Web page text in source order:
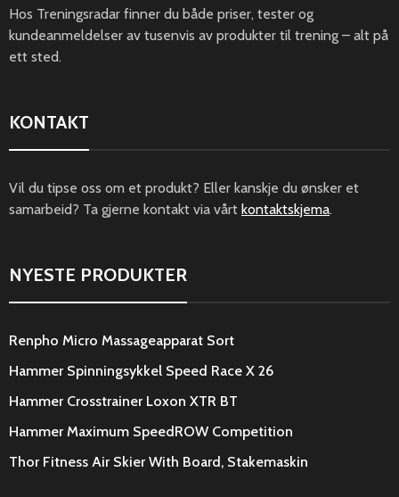
Hos Treningsradar finner du både priser, tester og
kundeanmeldelser av tusenvis av produkter til trening – alt på
ett sted.
KONTAKT
Vil du tipse oss om et produkt? Eller kanskje du ønsker et
samarbeid? Ta gjerne kontakt via vårt kontaktskjema.
NYESTE PRODUKTER
Renpho Micro Massageapparat Sort
Hammer Spinningsykkel Speed Race X 26
Hammer Crosstrainer Loxon XTR BT
Hammer Maximum SpeedROW Competition
Thor Fitness Air Skier With Board, Stakemaskin